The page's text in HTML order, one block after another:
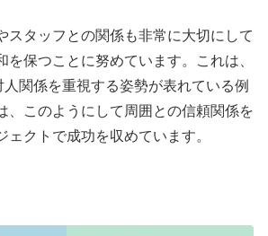
スタッフとの関係も非常に大切にして
を保つことに努めています。これは、
関係を重視する姿勢が表れている例
、このようにして周囲との信頼関係を
ェクトで成功を収めています。